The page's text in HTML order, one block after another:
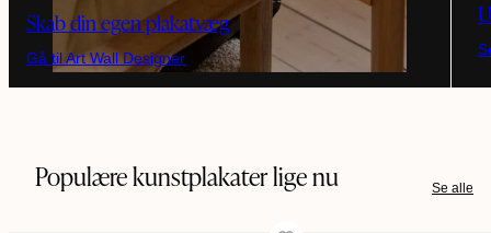
Skab din egen plakatvæg
Gå til Art Wall Designer
Populære kunstplakater lige nu Se alle